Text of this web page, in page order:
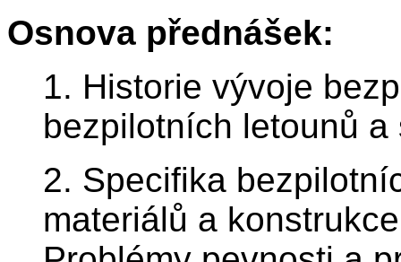
Osnova přednášek:
1. Historie vývoje
bezpilotních letounů
2. Specifika
materiálů a